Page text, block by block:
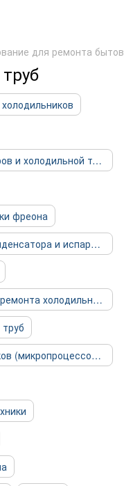
для ремонта
Весы фреона для кондиционеров и холодильной техники
фреона
Гребенка для правки ребер конденсатора и испарителя
Зеркала телескопические для ремонта холодильников
Контроллеры для холодильников (микропроцессоры)